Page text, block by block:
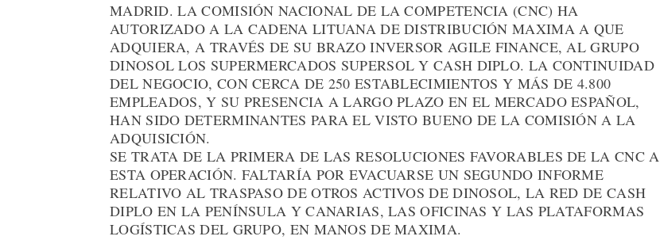
MADRID. LA COMISIÓN NACIONAL DE LA COMPETENCIA (CNC) HA
AUTORIZADO A LA CADENA LITUANA DE DISTRIBUCIÓN MAXIMA A QUE
ADQUIERA, A TRAVÉS DE SU BRAZO INVERSOR AGILE FINANCE, AL GRUPO
DINOSOL LOS SUPERMERCADOS SUPERSOL Y CASH DIPLO. LA CONTINUIDAD
DEL NEGOCIO, CON CERCA DE 250 ESTABLECIMIENTOS Y MÁS DE 4.800
EMPLEADOS, Y SU PRESENCIA A LARGO PLAZO EN EL MERCADO ESPAÑOL,
HAN SIDO DETERMINANTES PARA EL VISTO BUENO DE LA COMISIÓN A LA
ADQUISICIÓN.
SE TRATA DE LA PRIMERA DE LAS RESOLUCIONES FAVORABLES DE LA CNC A
ESTA OPERACIÓN. FALTARÍA POR EVACUARSE UN SEGUNDO INFORME
RELATIVO AL TRASPASO DE OTROS ACTIVOS DE DINOSOL, LA RED DE CASH
DIPLO EN LA PENÍNSULA Y CANARIAS, LAS OFICINAS Y LAS PLATAFORMAS
LOGÍSTICAS DEL GRUPO, EN MANOS DE MAXIMA.